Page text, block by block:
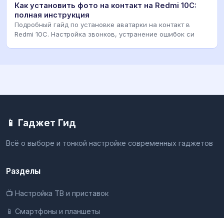
Как установить фото на контакт на Redmi 10C:
полная инструкция
Подробный гайд по установке аватарки на контакт в
Redmi 10C. Настройка звонков, устранение ошибок си
📱 Гаджет Гид
Всё о выборе и тонкой настройке современных гаджетов
Разделы
📺 Настройка ТВ и приставок
📱 Смартфоны и планшеты